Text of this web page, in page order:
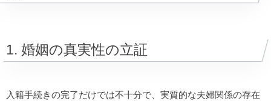
1. 婚姻の真実性の立証
入籍手続きの完了だけでは不十分で、実質的な夫婦関係の存在